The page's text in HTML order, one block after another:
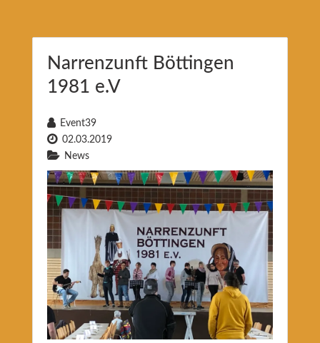
Narrenzunft Böttingen
1981 e.V
Event39
02.03.2019
News